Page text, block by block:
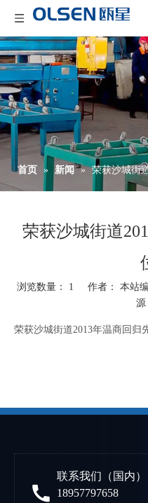
首页 » 新闻 » 荣获沙城街
荣获沙城街道
浏览数量： 1 作者： 本站
源
荣获沙城街道2013年温商回归
联系我们（国内）
18957797658